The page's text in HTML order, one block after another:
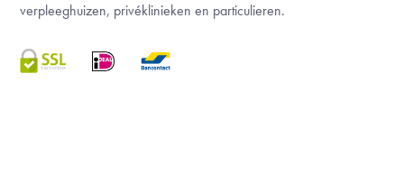
verpleeghuizen, privéklinieken en particulieren.